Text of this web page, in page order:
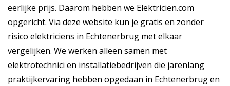
eerlijke prijs. Daarom hebben we Elektricien.com
opgericht. Via deze website kun je gratis en zonder
risico elektriciens in Echtenerbrug met elkaar
vergelijken. We werken alleen samen met
elektrotechnici en installatiebedrijven die jarenlang
praktijkervaring hebben opgedaan in Echtenerbrug en